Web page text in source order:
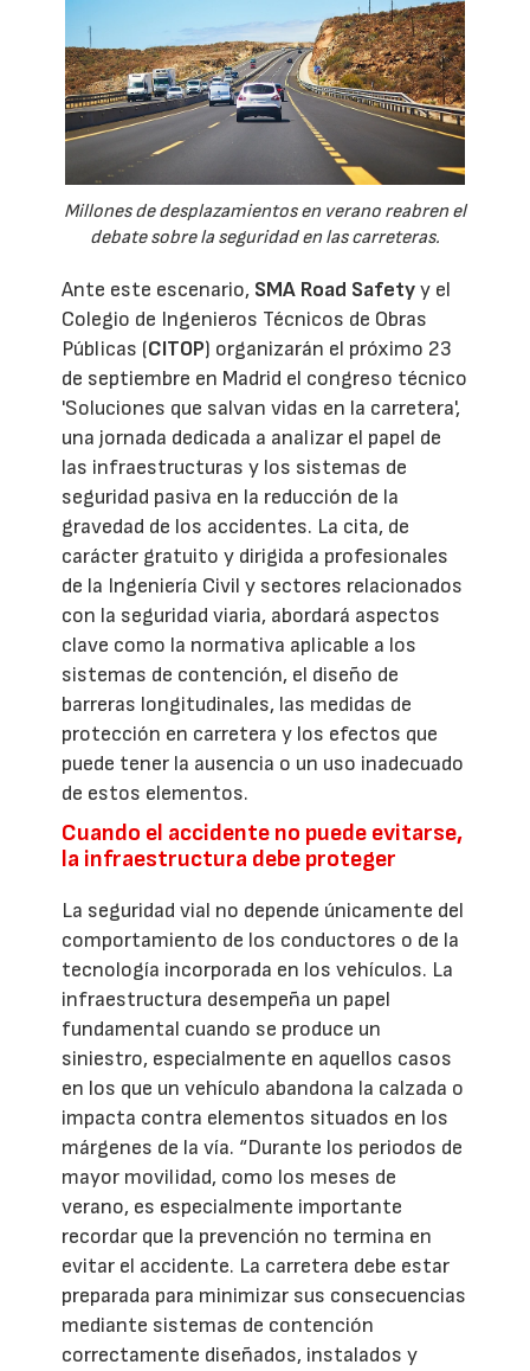
Millones de desplazamientos en verano reabren el
debate sobre la seguridad en las carreteras.
Ante este escenario, SMA Road Safetyy el
Colegio de Ingenieros Técnicos de Obras
Públicas (CITOP) organizarán el próximo 23
de septiembre en Madrid el congreso técnico
'Soluciones que salvan vidas en la carretera',
una jornada dedicada a analizar el papel de
las infraestructuras y los sistemas de
seguridad pasiva en la reducción de la
gravedad de los accidentes. La cita, de
carácter gratuito y dirigida a profesionales
de la Ingeniería Civil y sectores relacionados
con la seguridad viaria, abordará aspectos
clave como la normativa aplicable a los
sistemas de contención, el diseño de
barreras longitudinales, las medidas de
protección en carretera y los efectos que
puede tener la ausencia o un uso inadecuado
de estos elementos.
Cuando el accidente no puede evitarse,
la infraestructura debe proteger
La seguridad vial no depende únicamente del
comportamiento de los conductores o de la
tecnología incorporada en los vehículos. La
infraestructura desempeña un papel
fundamental cuando se produce un
siniestro, especialmente en aquellos casos
en los que un vehículo abandona la calzada o
impacta contra elementos situados en los
márgenes de la vía. “Durante los periodos de
mayor movilidad, como los meses de
verano, es especialmente importante
recordar que la prevención no termina en
evitar el accidente. La carretera debe estar
preparada para minimizar sus consecuencias
mediante sistemas de contención
correctamente diseñados, instalados y